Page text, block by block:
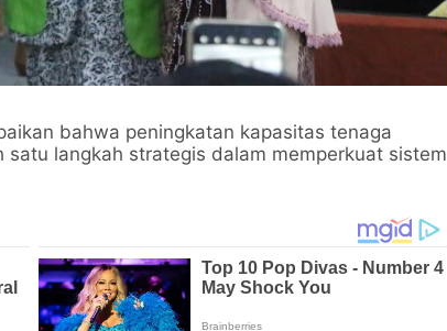
bahwa peningkatan kapasitas tenaga
langkah strategis dalam memperkuat sistem